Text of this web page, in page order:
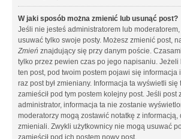
W jaki sposób można zmienić lub usunąć post?
Jeśli nie jesteś administratorem lub
usuwać tylko swoje posty. Możesz zmienić post,
Zmień znajdujący się przy danym poście.
tylko przez pewien czas po jego napisaniu. Jeżeli
ten post, pod twoim postem pojawi się informacja
raz post był zmieniany. Informacja ta wyświetli się
zamieścił pod tym postem kolejny post. Jeśli post
administrator, informacja ta nie zostanie
moderatorzy mogą zostawić notatkę z informacją,
zmieniali. Zwykli użytkownicy nie mogą usuwać
zamieścił pod ich postem nowy post.